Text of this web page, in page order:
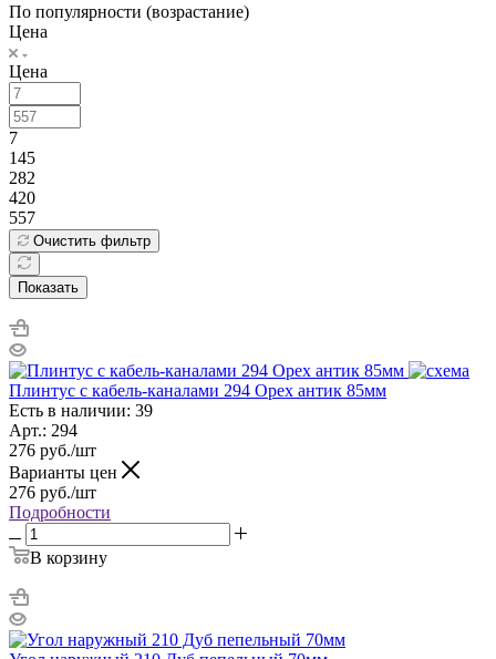
По популярности (возрастание)
Цена
Цена
7
145
282
420
557
Очистить фильтр
Показать
Плинтус с кабель-каналами 294 Орех антик 85мм
Есть в наличии: 39
Арт.: 294
276 руб./шт
Варианты цен
276 руб./шт
Подробности
В корзину